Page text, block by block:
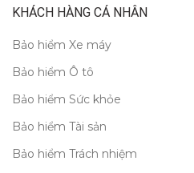
KHÁCH HÀNG CÁ NHÂN
Bảo hiểm Xe máy
Bảo hiểm Ô tô
Bảo hiểm Sức khỏe
Bảo hiểm Tài sản
Bảo hiểm Trách nhiệm